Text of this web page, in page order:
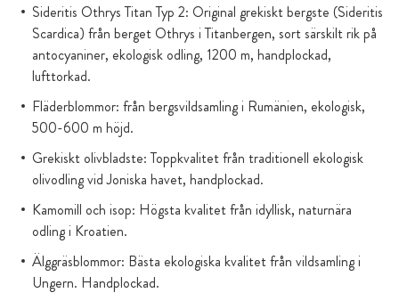
Sideritis Othrys Titan Typ 2: Original grekiskt bergste (Sideritis
Scardica) från berget Othrys i Titanbergen, sort särskilt rik på
antocyaniner, ekologisk odling, 1200 m, handplockad,
lufttorkad.
Fläderblommor: från bergsvildsamling i Rumänien, ekologisk,
500-600 m höjd.
Grekiskt olivbladste: Toppkvalitet från traditionell ekologisk
olivodling vid Joniska havet, handplockad.
Kamomill och isop: Högsta kvalitet från idyllisk, naturnära
odling i Kroatien.
Älggräsblommor: Bästa ekologiska kvalitet från vildsamling i
Ungern. Handplockad.